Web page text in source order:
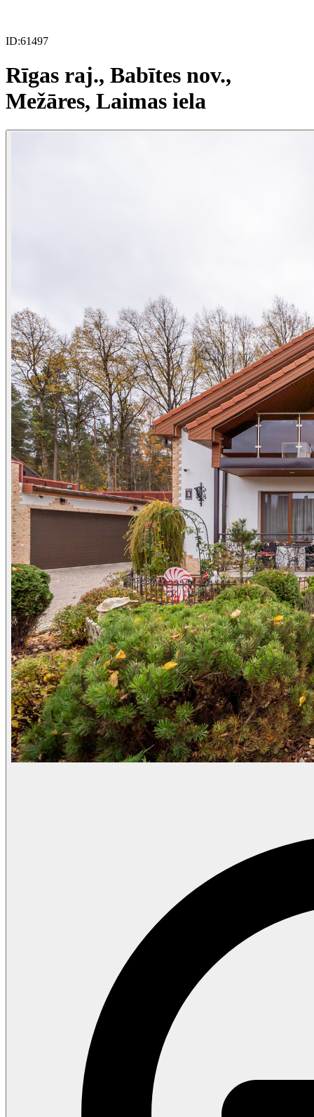
ID:61497
Rīgas raj., Babītes nov.,
Mežāres, Laimas iela